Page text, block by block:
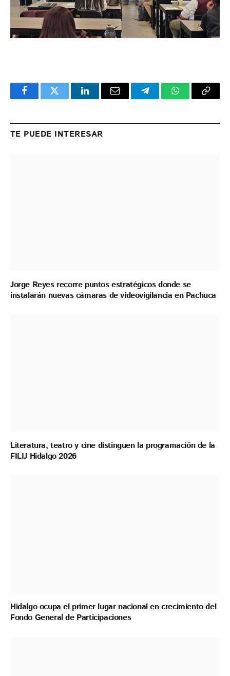
FacebookTwitter LinkedInEmail TelegramWhatsApp
Copy
TE PUEDE INTERESAR
Jorge Reyes recorre puntos estratégicos donde se
instalarán nuevas cámaras de videovigilancia en Pachuca
Literatura, teatro y cine distinguen la programación de la
FILIJ Hidalgo 2026
Hidalgo ocupa el primer lugar nacional en crecimiento del
Fondo General de Participaciones